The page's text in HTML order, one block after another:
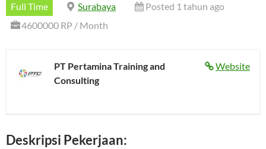
Full Time Surabaya
Posted 1 tahun ago
4600000 RP / Month
Website
PT Pertamina Training and
Consulting
Deskripsi Pekerjaan: